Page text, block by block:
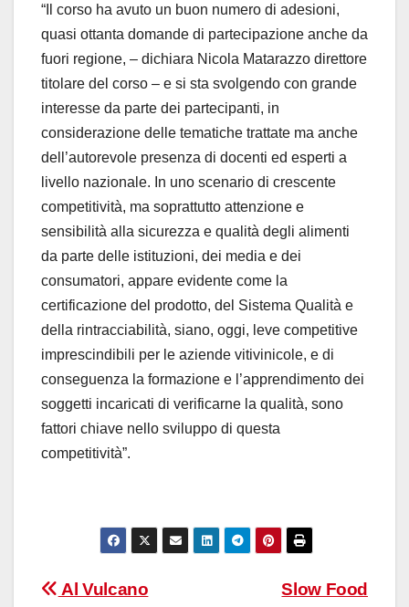
“Il corso ha avuto un buon numero di adesioni,
quasi ottanta domande di partecipazione anche da
fuori regione, – dichiara Nicola Matarazzo direttore
titolare del corso – e si sta svolgendo con grande
interesse da parte dei partecipanti, in
considerazione delle tematiche trattate ma anche
dell’autorevole presenza di docenti ed esperti a
livello nazionale. In uno scenario di crescente
competitività, ma soprattutto attenzione e
sensibilità alla sicurezza e qualità degli alimenti
da parte delle istituzioni, dei media e dei
consumatori, appare evidente come la
certificazione del prodotto, del Sistema Qualità e
della rintracciabilità, siano, oggi, leve competitive
imprescindibili per le aziende vitivinicole, e di
conseguenza la formazione e l’apprendimento dei
soggetti incaricati di verificarne la qualità, sono
fattori chiave nello sviluppo di questa
competitività”.
Navigazione
Slow Food
Al Vulcano